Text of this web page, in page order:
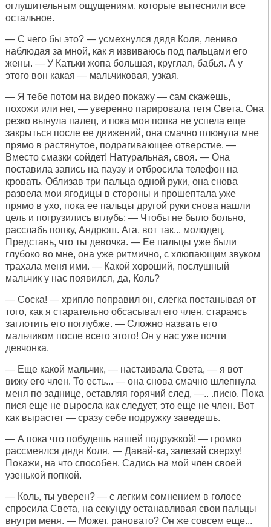
оглушительным ощущениям, которые вытеснили все
остальное.
— С чего бы это? — усмехнулся дядя Коля, лениво
наблюдая за мной, как я извиваюсь под пальцами его
жены. — У Катьки жопа большая, круглая, бабья. А у
этого вон какая — мальчиковая, узкая.
— Я тебе потом на видео покажу — сам скажешь,
похожи или нет, — уверенно парировала тетя Света. Она
резко вынула палец, и пока моя попка не успела еще
закрыться после ее движений, она смачно плюнула мне
прямо в растянутое, подрагивающее отверстие. —
Вместо смазки сойдет! Натуральная, своя. — Она
поставила запись на паузу и отбросила телефон на
кровать. Облизав три пальца одной руки, она снова
развела мои ягодицы в стороны и прошептала уже
прямо в ухо, пока ее пальцы другой руки снова нашли
цель и погрузились вглубь: — Чтобы не было больно,
расслабь попку, Андрюш. Ага, вот так... молодец.
Представь, что ты девочка. — Ее пальцы уже были
глубоко во мне, она уже ритмично, с хлюпающим звуком
трахала меня ими. — Какой хороший, послушный
мальчик у нас появился, да, Коль?
— Соска! — хрипло поправил он, слегка постанывая от
того, как я старательно обсасывал его член, стараясь
заглотить его поглубже. — Сложно назвать его
мальчиком после всего этого! Он у нас уже почти
девчонка.
— Еще какой мальчик, — настаивала Света, — я вот
вижу его член. То есть... — она снова смачно шлепнула
меня по заднице, оставляя горячий след, —.. .писю. Пока
пися еще не выросла как следует, это еще не член. Вот
как вырастет — сразу себе подружку заведешь.
— А пока что побудешь нашей подружкой! — громко
рассмеялся дядя Коля. — Давай-ка, залезай сверху!
Покажи, на что способен. Садись на мой член своей
узенькой попкой.
— Коль, ты уверен? — с легким сомнением в голосе
спросила Света, на секунду останавливая свои пальцы
внутри меня. — Может, рановато? Он же совсем еще...